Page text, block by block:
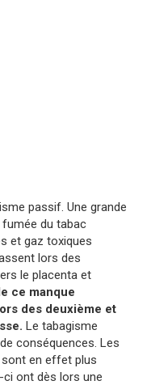
passif. Une grande
du tabac
et gaz toxiques
lors des
le placenta et
ce manque
des deuxième et
Le tabagisme
conséquences. Les
en effet plus
ci ont dès lors une